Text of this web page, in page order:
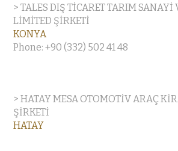
> TALES DIŞ TİCARET TARIM SANAYİ
LİMİTED ŞİRKETİ
KONYA
Phone: +90 (332) 502 41 48
> HATAY MESA OTOMOTİV ARAÇ
ŞİRKETİ
HATAY